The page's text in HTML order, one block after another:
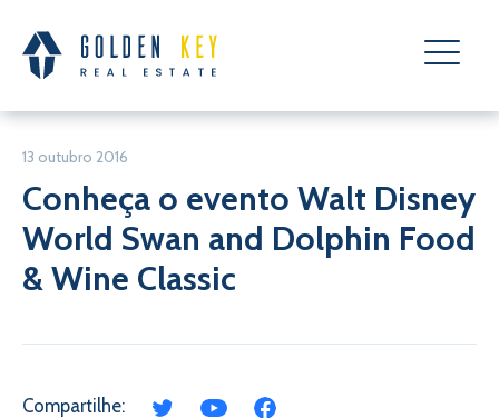
13 outubro 2016
Conheça o evento Walt Disney
World Swan and Dolphin Food
& Wine Classic
Compartilhe: